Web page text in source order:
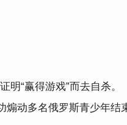
“赢得游戏”而去自杀。
动多名俄罗斯青少年结